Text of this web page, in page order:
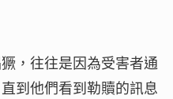
，往往是因為受害者通
到他們看到勒贖的訊息